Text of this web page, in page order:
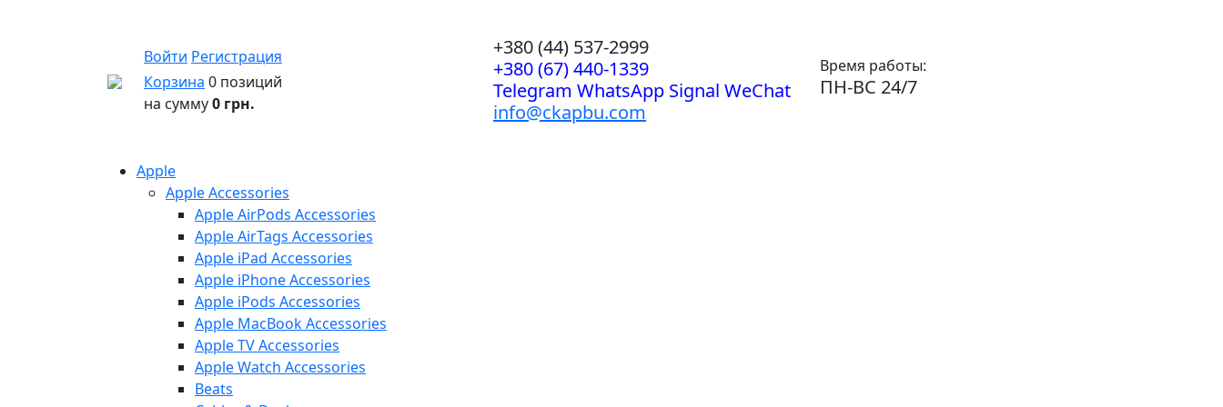
Войти Регистрация
Корзина 0 позиций
на сумму0 грн.
+380 (44) 537-2999
+380 (67) 440-1339
Telegram WhatsApp Signal WeChat
info@ckapbu.com
Время работы:
ПН-ВС 24/7
Apple
Apple Accessories
Apple AirPods Accessories
Apple AirTags Accessories
Apple iPad Accessories
Apple iPhone Accessories
Apple iPods Accessories
Apple MacBook Accessories
Apple TV Accessories
Apple Watch Accessories
Beats